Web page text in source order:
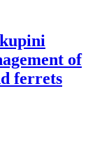
of
ferrets